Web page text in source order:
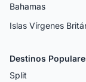
Bahamas
Islas Vírgenes
Destinos
Split